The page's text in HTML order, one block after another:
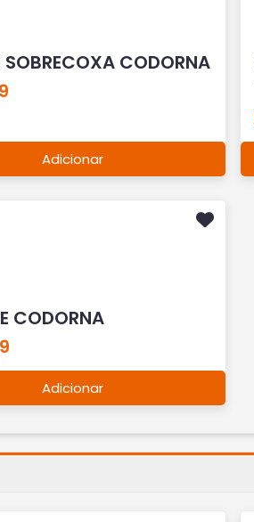
CODORNA
Adicionar
CODORNA
Adicionar